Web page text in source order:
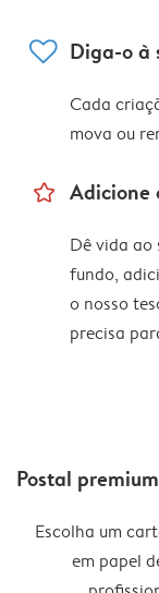
heart Diga-o à
Cada
mova ou
star_outline Adicione
Dê vida ao
fundo,
o nosso
precisa
Postal
Escolha um
em papel